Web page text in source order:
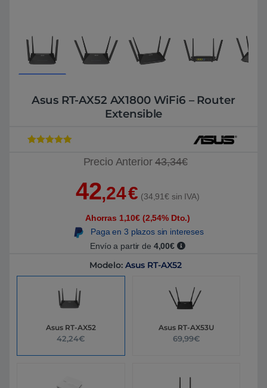
Asus RT-AX52 AX1800 WiFi6 – Router
Extensible
Precio Anterior43,34€
42,24€ (34,91€ sin IVA)
Ahorras 1,10€ (2,54% Dto.)
Paga en 3 plazos sin intereses
Envío a partir de 4,00€
Modelo: Asus RT-AX52
Asus RT-AX52
42,24€
Asus RT-AX53U
69,99€